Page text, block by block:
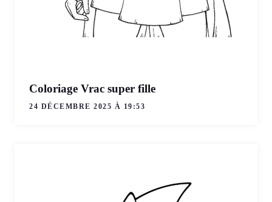
Coloriage Vrac super fille
24 DÉCEMBRE 2025 À 19:53